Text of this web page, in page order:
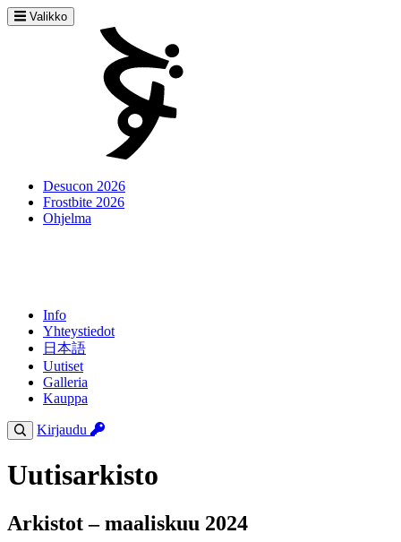
Valikko
Desucon 2026
Frostbite 2026
Ohjelma
Info
Yhteystiedot
日本語
Uutiset
Galleria
Kauppa
Kirjaudu
Uutisarkisto
Arkistot – maaliskuu 2024